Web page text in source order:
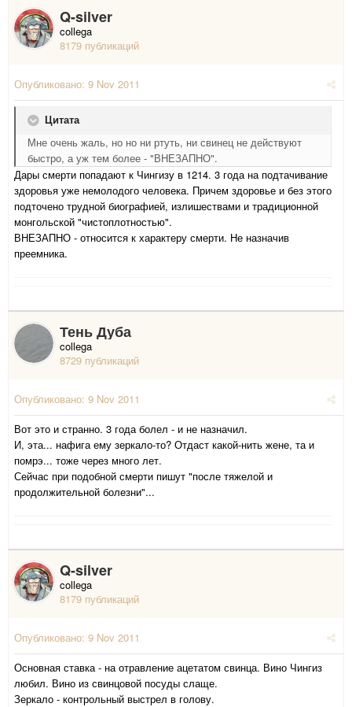
Q-silver
collega
8179 публикаций
Опубликовано: 9 Nov 2011
Цитата
Мне очень жаль, но но ни ртуть, ни свинец не действуют
быстро, а уж тем более - "ВНЕЗАПНО".
Дары смерти попадают к Чингизу в 1214. 3 года на подтачивание
здоровья уже немолодого человека. Причем здоровье и без этого
подточено трудной биографией, излишествами и традиционной
монгольской "чистоплотностью".
ВНЕЗАПНО - относится к характеру смерти. Не назначив
преемника.
Тень Дуба
collega
8729 публикаций
Опубликовано: 9 Nov 2011
Вот это и странно. 3 года болел - и не назначил.
И, эта... нафига ему зеркало-то? Отдаст какой-нить жене, та и
помрэ... тоже через много лет.
Сейчас при подобной смерти пишут "после тяжелой и
продолжительной болезни"...
Q-silver
collega
8179 публикаций
Опубликовано: 9 Nov 2011
Основная ставка - на отравление ацетатом свинца. Вино Чингиз
любил. Вино из свинцовой посуды слаще.
Зеркало - контрольный выстрел в голову.